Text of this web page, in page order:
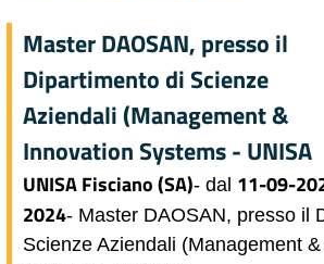
Master DAOSAN, presso il
Dipartimento di Scienze
Aziendali (Management &
Innovation Systems - UNISA
UNISA Fisciano (SA)- dal 11-09-
2024- Master DAOSAN, presso il
Scienze Aziendali (Management